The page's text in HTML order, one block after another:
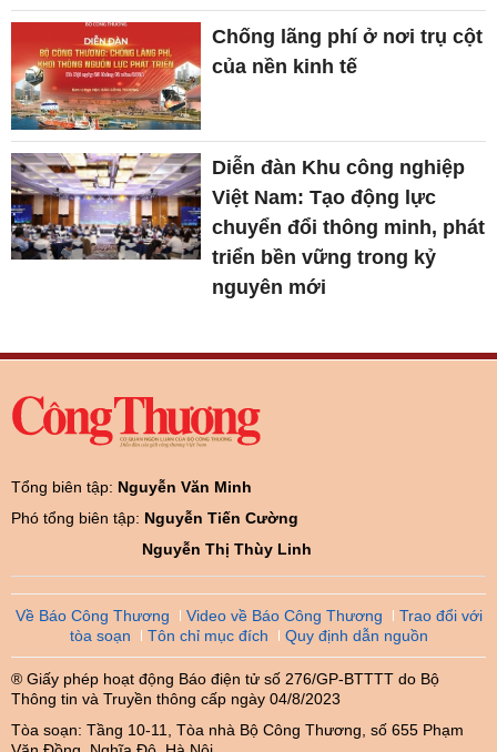
Chống lãng phí ở nơi trụ cột
của nền kinh tế
Diễn đàn Khu công nghiệp
Việt Nam: Tạo động lực
chuyển đổi thông minh, phát
triển bền vững trong kỷ
nguyên mới
Tổng biên tập: Nguyễn Văn Minh
Phó tổng biên tập: Nguyễn Tiến Cường
Nguyễn Thị Thùy Linh
Về Báo Công Thương Video về Báo Công Thương
Trao đổi với
tòa soạn
Tôn chỉ mục đích Quy định dẫn nguồn
® Giấy phép hoạt động Báo điện tử số 276/GP-BTTTT do Bộ
Thông tin và Truyền thông cấp ngày 04/8/2023
Tòa soạn: Tầng 10-11, Tòa nhà Bộ Công Thương, số 655 Phạm